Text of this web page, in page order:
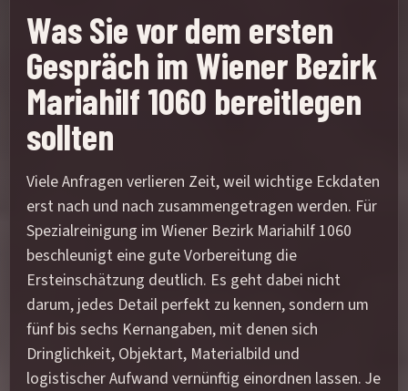
Was Sie vor dem ersten
Gespräch im Wiener Bezirk
Mariahilf 1060 bereitlegen
sollten
Viele Anfragen verlieren Zeit, weil wichtige Eckdaten
erst nach und nach zusammengetragen werden. Für
Spezialreinigung im Wiener Bezirk Mariahilf 1060
beschleunigt eine gute Vorbereitung die
Ersteinschätzung deutlich. Es geht dabei nicht
darum, jedes Detail perfekt zu kennen, sondern um
fünf bis sechs Kernangaben, mit denen sich
Dringlichkeit, Objektart, Materialbild und
logistischer Aufwand vernünftig einordnen lassen. Je